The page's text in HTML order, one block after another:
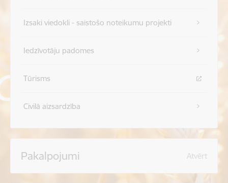
Izsaki viedokli - saistošo noteikumu projekti
Iedzīvotāju padomes
Tūrisms
Civilā aizsardzība
Pakalpojumi Atvērt